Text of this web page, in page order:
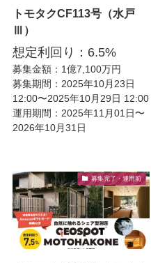
トモタクCF113号（水戸
Ⅲ）
想定利回り：6.5%
募集金額：1億7,100万円
募集期間：2025年10月23日
12:00〜2025年10月29日 12:00
運用期間：2025年11月01日〜
2026年10月31日
募集完了・運用前